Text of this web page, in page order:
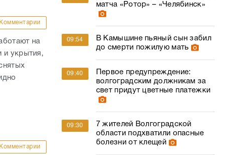
Комментарии
на
и укрытия,
Комментарии
матча «Ротор» – «Челябинск»
09:54
В Камышине пьяный сын забил
до смерти пожилую мать
09:40
Первое предупреждение:
волгоградским должникам за
свет придут цветные платежки
09:30
7 жителей Волгоградской
области подхватили опасные
болезни от клещей